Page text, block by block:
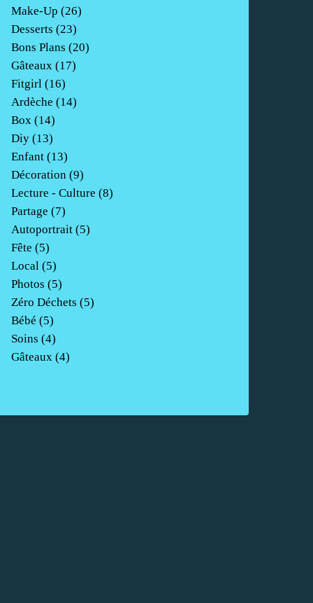
Make-Up (26)
Desserts (23)
Bons Plans (20)
Gâteaux (17)
Fitgirl (16)
Ardèche (14)
Box (14)
Diy (13)
Enfant (13)
Décoration (9)
Lecture - Culture (8)
Partage (7)
Autoportrait (5)
Fête (5)
Local (5)
Photos (5)
Zéro Déchets (5)
Bébé (5)
Soins (4)
Gâteaux (4)